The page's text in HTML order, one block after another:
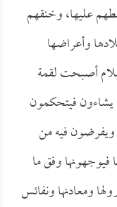
عليها، وخنقهم
وأعراضها
أصبحت لقمة
يشاءون فيتحكمون
ويفرضون فيه من
فيوجهونها وفق ما
ومعادنها ونفائس